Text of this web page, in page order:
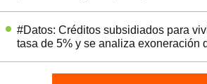
#Datos: Créditos subsidiados para
tasa de 5% y se analiza exoneración